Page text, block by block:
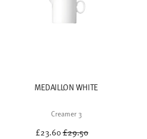
MEDAILLON WHITE
Creamer 3
£23.60Price reduced from
£29.50